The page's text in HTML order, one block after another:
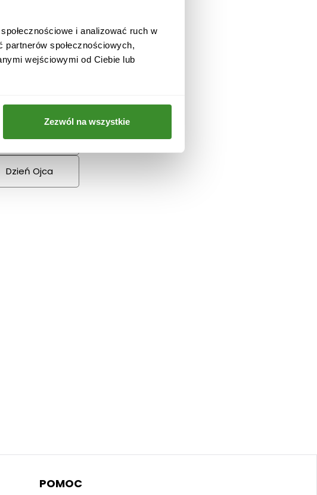
i analizować ruch w
społecznościowych,
wejściowymi od Ciebie lub
Zezwól na wszystkie
Ślub
Dziadka
Dzień Ojca
POMOC